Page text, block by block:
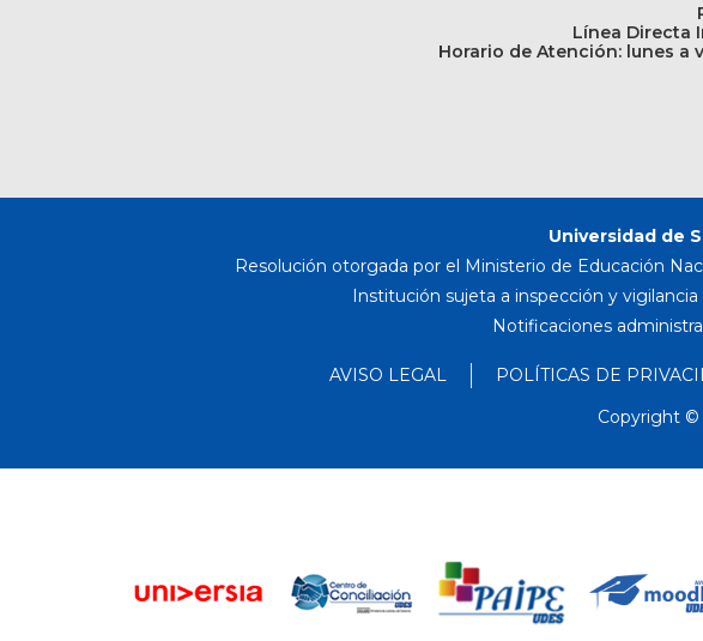
Línea Directa
Horario de Atención: lunes a
Universidad de
Resolución otorgada por el Ministerio de Educación
Institución sujeta a inspección y
Notificaciones
AVISO LEGAL POLÍTICAS DE
Copyright ©